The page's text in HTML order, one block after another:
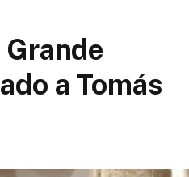
a Tomás